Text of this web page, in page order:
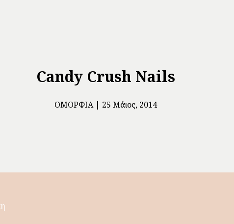
Candy Crush Nails
ΟΜΟΡΦΙΆ 25 Μάιος, 2014